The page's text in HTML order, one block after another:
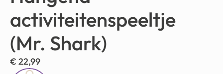
activiteitenspeeltje
(Mr. Shark)
€ 22,99